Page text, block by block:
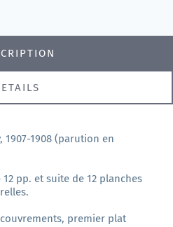
1907-1908 (parution en
pp. et suite de 12 planches
premier plat